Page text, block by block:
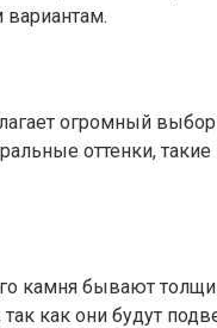
огромный выбор
оттенки,
камня бывают
как они будут